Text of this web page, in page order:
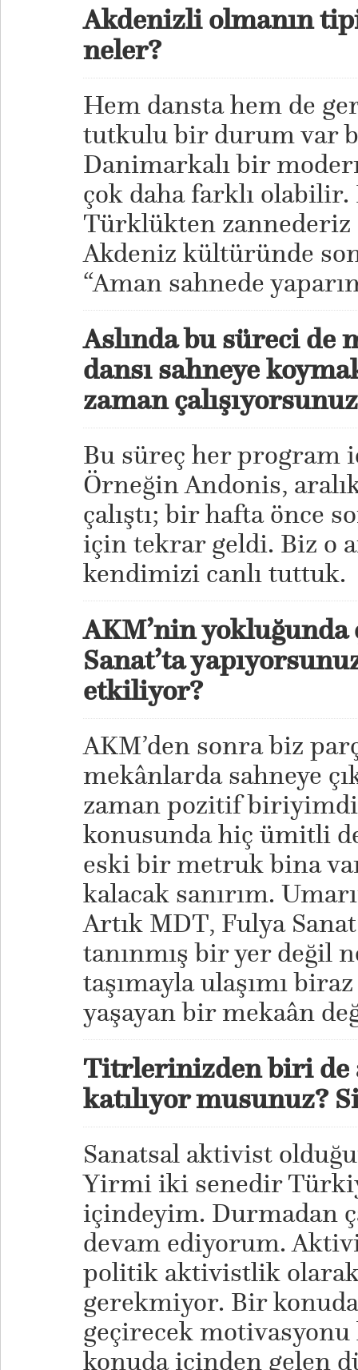
Akdenizli olmanın
neler?
Hem dansta hem de
tutkulu bir durum var
Danimarkalı bir
çok daha farklı
Türklükten zannederiz
Akdeniz kültüründe
“Aman sahnede
Aslında bu süreci de
dansı sahneye
zaman
Bu süreç her program
Örneğin Andonis,
çalıştı; bir hafta önce
için tekrar geldi. Biz o
kendimizi canlı tuttuk.
AKM’nin yokluğunda
Sanat’ta
etkiliyor?
AKM’den sonra biz
mekânlarda sahneye
zaman pozitif
konusunda hiç ümitli
eski bir metruk bina
kalacak sanırım.
Artık MDT, Fulya
tanınmış bir yer değil
taşımayla ulaşımı
yaşayan bir mekaân
Titrlerinizden biri de
katılıyor musunuz?
Sanatsal aktivist
Yirmi iki senedir
içindeyim. Durmadan
devam ediyorum.
politik aktivistlik olarak
gerekmiyor. Bir
geçirecek
konuda içinden gelen